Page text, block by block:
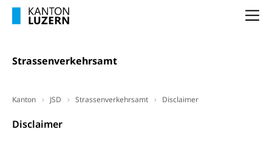
Strassenverkehrsamt
Kanton JSD Strassenverkehrsamt Disclaimer
Disclaimer
Grundbucheintrag, Grundbuchamt,
Grundeigentum, Grundstück
Grundbuchplan mit Eigentümerabfrage
Luftreinhaltung, Luftverschmutzung, Klimaschutz,
Atmosphäre, Luft, Klima (Geoportal)
Raumplanung
Raumplan, Nutzungsplan